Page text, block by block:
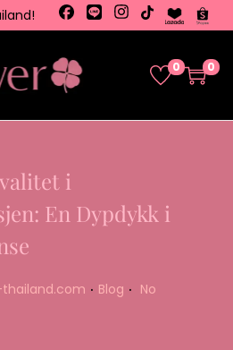
0 0
i
En Dypdykk i
. Posted in
Blog . No